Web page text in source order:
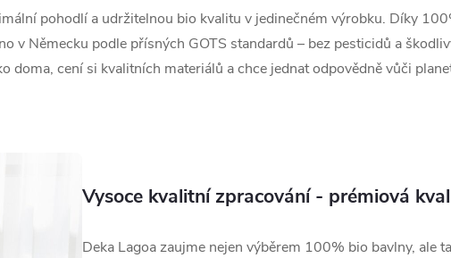
pohodlí a udržitelnou bio kvalitu v jedinečném výrobku. Díky
v Německu podle přísných GOTS standardů – bez pesticidů a
doma, cení si kvalitních materiálů a chce jednat odpovědně vůči
Vysoce kvalitní zpracování - prémiová
Deka Lagoa zaujme nejen výběrem 100% bio bavlny, ale